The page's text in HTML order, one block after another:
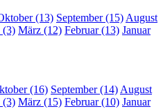
(13) September (15)August
März (12) Februar (13) Januar
(16) September (14)August
März (15) Februar (10) Januar